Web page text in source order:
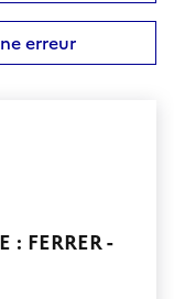
erreur
: FERRER -